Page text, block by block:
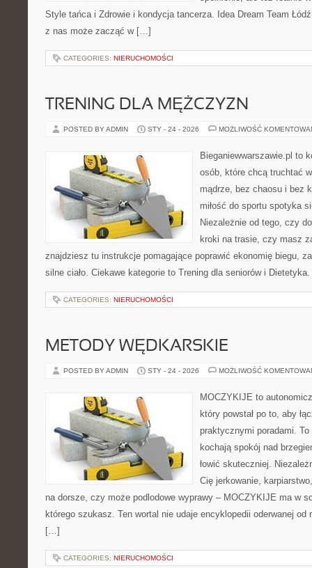
Style tańca i Zdrowie i kondycja tancerza. Idea Dream Team
z nas może zacząć w […]
CATEGORIES: NIERUCHOMOŚCI
TRENING DLA MĘŻCZYZN
POSTED BY ADMIN STY - 24 - 2026 MOŻLIWOŚĆ
Bieganiewwarszawie.pl to
osób, które chcą truchtać
mądrze, bez chaosu i bez
miłość do sportu spotyka
Niezależnie od tego, czy
kroki na trasie, czy masz
znajdziesz tu instrukcje pomagające poprawić ekonomię biegu,
silne ciało. Ciekawe kategorie to Trening dla seniorów i
CATEGORIES: NIERUCHOMOŚCI
METODY WĘDKARSKIE
POSTED BY ADMIN STY - 24 - 2026 MOŻLIWOŚĆ
MOCZYKIJE to
który powstał po to, aby
praktycznymi poradami.
kochają spokój nad
łowić skuteczniej.
Cię jerkowanie,
na dorsze, czy może podlodowe wyprawy – MOCZYKIJE ma w
którego szukasz. Ten wortal nie udaje encyklopedii oderwanej
[…]
CATEGORIES: NIERUCHOMOŚCI